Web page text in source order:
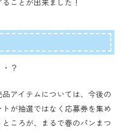
ことが出来ました！
？
アイテムについては、今後の
が抽選ではなく応募券を集め
ころが、まるで春のパンまつ